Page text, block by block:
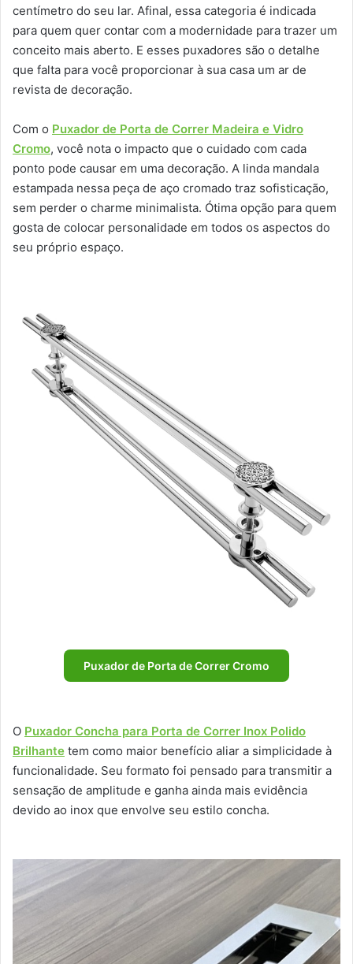
centímetro do seu lar. Afinal, essa categoria é indicada
para quem quer contar com a modernidade para trazer um
conceito mais aberto. E esses puxadores são o detalhe
que falta para você proporcionar à sua casa um ar de
revista de decoração.
Com o Puxador de Porta de Correr Madeira e Vidro
Cromo, você nota o impacto que o cuidado com cada
ponto pode causar em uma decoração. A linda mandala
estampada nessa peça de aço cromado traz sofisticação,
sem perder o charme minimalista. Ótima opção para quem
gosta de colocar personalidade em todos os aspectos do
seu próprio espaço.
Puxador de Porta de Correr Cromo
O Puxador Concha para Porta de Correr Inox Polido
Brilhante tem como maior benefício aliar a simplicidade à
funcionalidade. Seu formato foi pensado para transmitir a
sensação de amplitude e ganha ainda mais evidência
devido ao inox que envolve seu estilo concha.